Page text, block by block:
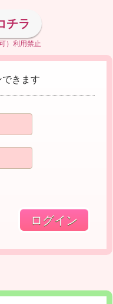
チラ
）利用禁止
きます